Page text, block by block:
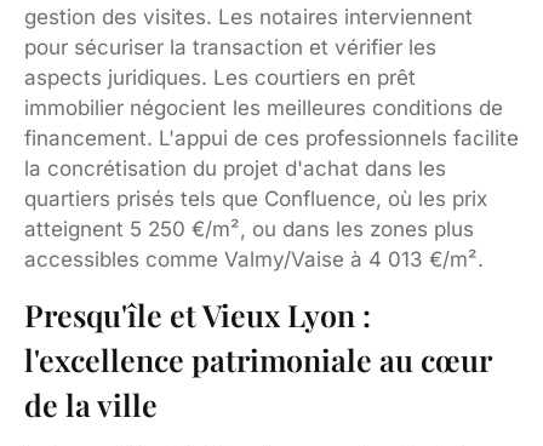
gestion des visites. Les notaires interviennent
pour sécuriser la transaction et vérifier les
aspects juridiques. Les courtiers en prêt
immobilier négocient les meilleures conditions de
financement. L'appui de ces professionnels facilite
la concrétisation du projet d'achat dans les
quartiers prisés tels que Confluence, où les prix
atteignent 5 250 €/m², ou dans les zones plus
accessibles comme Valmy/Vaise à 4 013 €/m².
Presqu'île et Vieux Lyon :
l'excellence patrimoniale au cœur
de la ville